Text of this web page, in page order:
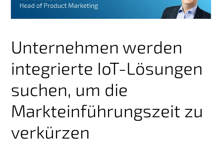
Unternehmen werden
integrierte IoT-Lösungen
suchen, um die
Markteinführungszeit zu
verkürzen